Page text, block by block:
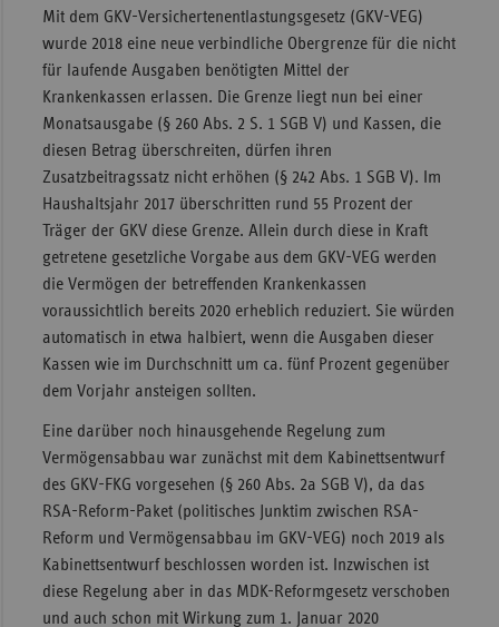
Mit dem GKV-Versichertenentlastungsgesetz (GKV-VEG)
wurde 2018 eine neue verbindliche Obergrenze für die nicht
für laufende Ausgaben benötigten Mittel der
Krankenkassen erlassen. Die Grenze liegt nun bei einer
Monatsausgabe (§ 260 Abs. 2 S. 1 SGB V) und Kassen, die
diesen Betrag überschreiten, dürfen ihren
Zusatzbeitragssatz nicht erhöhen (§ 242 Abs. 1 SGB V). Im
Haushaltsjahr 2017 überschritten rund 55 Prozent der
Träger der GKV diese Grenze. Allein durch diese in Kraft
getretene gesetzliche Vorgabe aus dem GKV-VEG werden
die Vermögen der betreffenden Krankenkassen
voraussichtlich bereits 2020 erheblich reduziert. Sie würden
automatisch in etwa halbiert, wenn die Ausgaben dieser
Kassen wie im Durchschnitt um ca. fünf Prozent gegenüber
dem Vorjahr ansteigen sollten.
Eine darüber noch hinausgehende Regelung zum
Vermögensabbau war zunächst mit dem Kabinettsentwurf
des GKV-FKG vorgesehen (§ 260 Abs. 2a SGB V), da das
RSA-Reform-Paket (politisches Junktim zwischen RSA-
Reform und Vermögensabbau im GKV-VEG) noch 2019 als
Kabinettsentwurf beschlossen worden ist. Inzwischen ist
diese Regelung aber in das MDK-Reformgesetz verschoben
und auch schon mit Wirkung zum 1. Januar 2020